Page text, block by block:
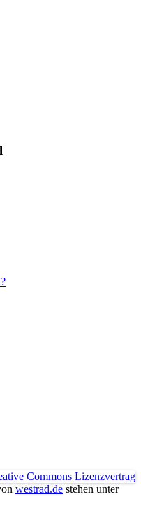
westrad.de stehen unter